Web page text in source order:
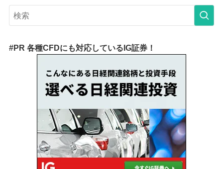
#PR 各種CFDにも対応しているIG証券！